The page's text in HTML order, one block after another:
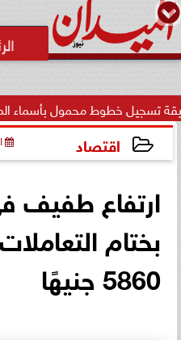
محمول بأسماء المواطنين
اقتصاد
ارتفاع طفيف
5860 جنيهًا